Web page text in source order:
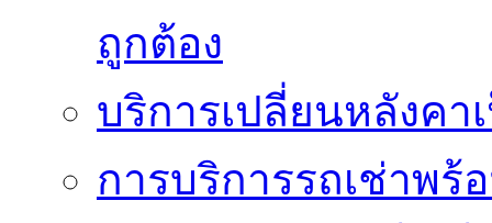
ถูกต้อง
บริการเปลี่ยนหลังค
การบริการรถเช่าพ